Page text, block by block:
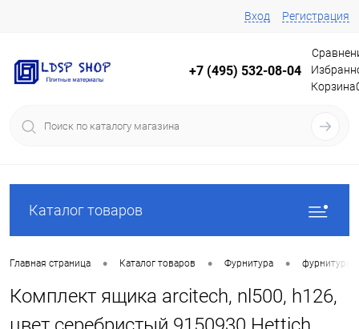
Вход Регистрация
+7 (495) 532-08-04
Корзина
Каталог товаров
Главная страница • Каталог товаров • Фурнитура • фурнитура
Комплект ящика arcitech, nl500, h126,